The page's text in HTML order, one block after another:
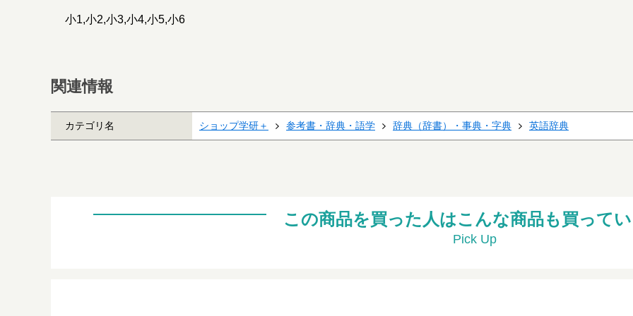
小1,小2,小3,小4,小5,小6
関連情報
カテゴリ名 ショップ学研＋ 参考書・辞典・語学 辞典（辞書）・事典・字典 英語辞典
この商品を買った人はこんな商品も買って
Pick Up